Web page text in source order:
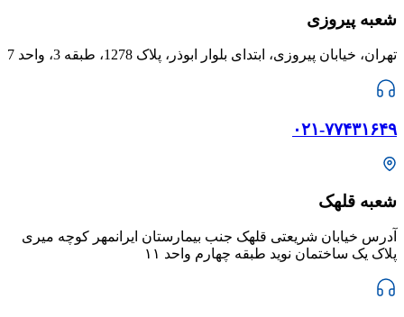
شعبه پیروزی
تهران، خیابان پیروزی، ابتدای بلوار ابوذر، پلاک 1278، طبقه 3، واحد 7
۰۲۱-۷۷۴۳۱۶۴۹
شعبه قلهک
آدرس خیابان شریعتی قلهک جنب بیمارستان ایرانمهر کوچه میری
پلاک یک ساختمان نوید طبقه چهارم واحد ۱۱